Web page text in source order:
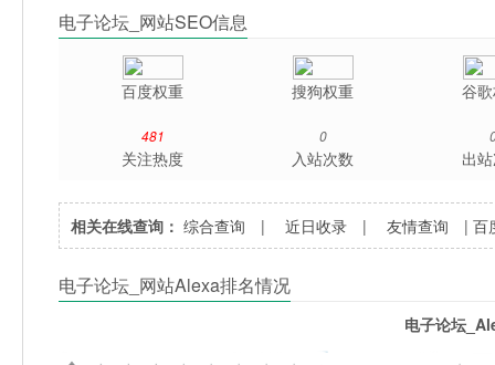
电子论坛_网站SEO信息
百度权重 搜狗权重 谷
481
关注热度
0
入站次数 出
相关在线查询： 综合查询 |近日收录 |友情查询 |百
电子论坛_网站Alexa排名情况
电子论坛